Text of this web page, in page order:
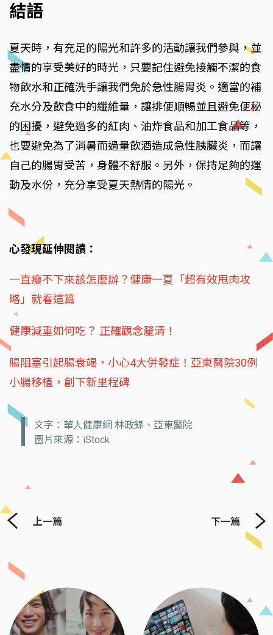
結語
夏天時，有充足的陽光和許多的活動讓我們參與，並
盡情的享受美好的時光，只要記住避免接觸不潔的食
物飲水和正確洗手讓我們免於急性腸胃炎。適當的補
充水分及飲食中的纖維量，讓排便順暢並且避免便秘
的困擾，避免過多的紅肉、油炸食品和加工食品等，
也要避免為了消暑而過量飲酒造成急性胰臟炎，而讓
自己的腸胃受苦，身體不舒服。另外，保持足夠的運
動及水份，充分享受夏天熱情的陽光。
心發現延伸閱讀：
一直瘦不下來該怎麼辦？健康一夏「超有效甩肉攻
略」就看這篇
健康減重如何吃？ 正確觀念釐清！
腸阻塞引起腸衰竭，小心4大併發症！亞東醫院30例
小腸移植，創下新里程碑
文字：華人健康網 林政錄、亞東醫院
圖片來源：iStock
上一篇 下一篇